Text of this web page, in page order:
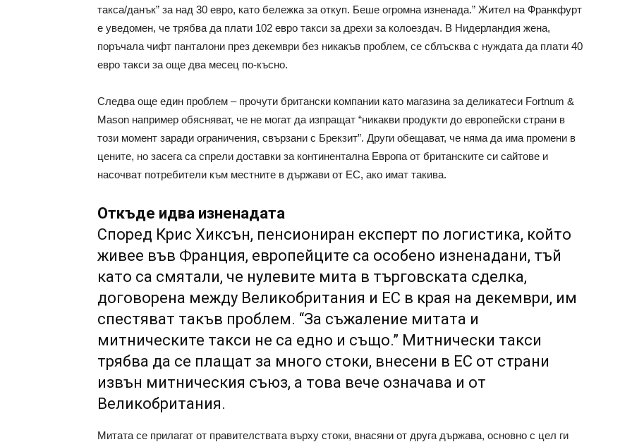
такса/данък” за над 30 евро, като бележка за откуп. Беше огромна изненада.” Жител на Франкфурт
е уведомен, че трябва да плати 102 евро такси за дрехи за колоездач. В Нидерландия жена,
поръчала чифт панталони през декември без никакъв проблем, се сблъсква с нуждата да плати 40
евро такси за още два месец по-късно.
Следва още един проблем – прочути британски компании като магазина за деликатеси Fortnum &
Mason например обясняват, че не могат да изпращат “никакви продукти до европейски страни в
този момент заради ограничения, свързани с Брекзит”. Други обещават, че няма да има промени в
цените, но засега са спрели доставки за континентална Европа от британските си сайтове и
насочват потребители към местните в държави от ЕС, ако имат такива.
Откъде идва изненадата
Според Крис Хиксън, пенсиониран експерт по логистика, който
живее във Франция, европейците са особено изненадани, тъй
като са смятали, че нулевите мита в търговската сделка,
договорена между Великобритания и ЕС в края на декември, им
спестяват такъв проблем. “За съжаление митата и
митническите такси не са едно и също.” Митнически такси
трябва да се плащат за много стоки, внесени в ЕС от страни
извън митническия съюз, а това вече означава и от
Великобритания.
Митата се прилагат от правителствата върху стоки, внасяни от друга държава, основно с цел ги